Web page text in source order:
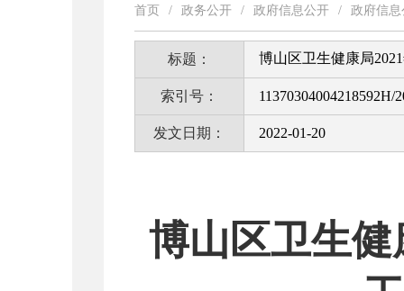
首页 / 政务公开 / 政府信息公开 / 政府信
标题： 博山区卫生健康局
索引号： 11370304004218592H/
发文日期： 2022-01-20
博山区卫生